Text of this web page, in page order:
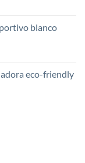
blanco
eco-friendly